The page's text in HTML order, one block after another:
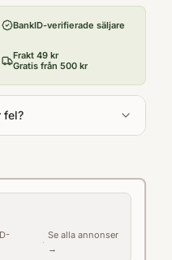
BankID-verifierade säljare
Frakt 49 kr
Gratis från 500 kr
fel?
·
Se alla annonser
→